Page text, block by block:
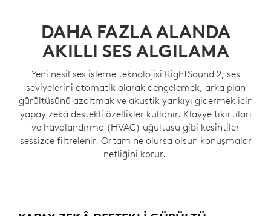
DAHA FAZLA ALANDA
AKILLI SES ALGILAMA
Yeni nesil ses işleme teknolojisi RightSound 2; ses
seviyelerini otomatik olarak dengelemek, arka plan
gürültüsünü azaltmak ve akustik yankıyı gidermek için
yapay zekâ destekli özellikler kullanır. Klavye tıkırtıları
ve havalandırma (HVAC) uğultusu gibi kesintiler
sessizce filtrelenir. Ortam ne olursa olsun konuşmalar
netliğini korur.